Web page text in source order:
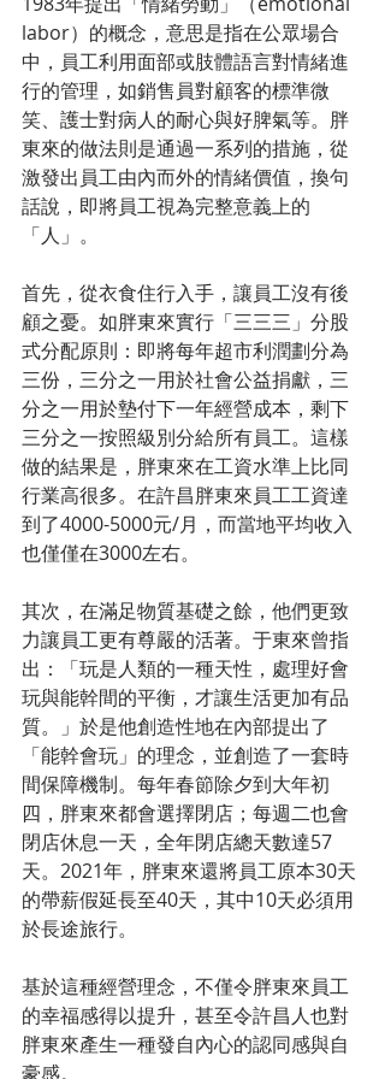
labor）的概念，意思是指在公眾場合
中，員工利用面部或肢體語言對情緒進
行的管理，如銷售員對顧客的標準微
笑、護士對病人的耐心與好脾氣等。胖
東來的做法則是通過一系列的措施，從
激發出員工由內而外的情緒價值，換句
話說，即將員工視為完整意義上的
「人」。
首先，從衣食住行入手，讓員工沒有後
顧之憂。如胖東來實行「三三三」分股
式分配原則：即將每年超市利潤劃分為
三份，三分之一用於社會公益捐獻，三
分之一用於墊付下一年經營成本，剩下
三分之一按照級別分給所有員工。這樣
做的結果是，胖東來在工資水準上比同
行業高很多。在許昌胖東來員工工資達
到了4000-5000元/月，而當地平均收入
也僅僅在3000左右。
其次，在滿足物質基礎之餘，他們更致
力讓員工更有尊嚴的活著。于東來曾指
出：「玩是人類的一種天性，處理好會
玩與能幹間的平衡，才讓生活更加有品
質。」於是他創造性地在內部提出了
「能幹會玩」的理念，並創造了一套時
間保障機制。每年春節除夕到大年初
四，胖東來都會選擇閉店；每週二也會
閉店休息一天，全年閉店總天數達57
天。2021年，胖東來還將員工原本30天
的帶薪假延長至40天，其中10天必須用
於長途旅行。
基於這種經營理念，不僅令胖東來員工
的幸福感得以提升，甚至令許昌人也對
胖東來產生一種發自內心的認同感與自
豪感。